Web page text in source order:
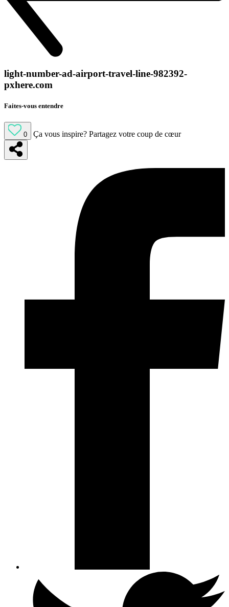
light-number-ad-airport-travel-line-982392-
pxhere.com
Faites-vous entendre
0 Ça vous inspire? Partagez votre coup de cœur